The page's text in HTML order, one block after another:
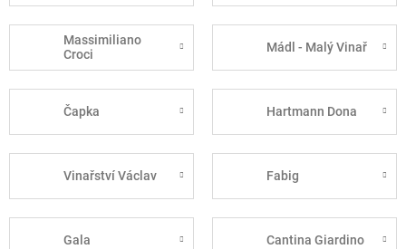
Massimiliano
Croci
Mádl - Malý Vinař
Čapka Hartmann Dona
Vinařství Václav Fabig
Gala Cantina Giardino